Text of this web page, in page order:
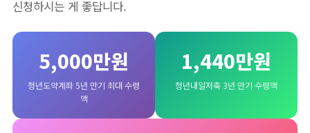
신청하시는 게 좋답니다.
5,000만원
청년도약계좌 5년 만기 최대 수령
액
1,440만원
청년내일저축 3년 만기 수령액